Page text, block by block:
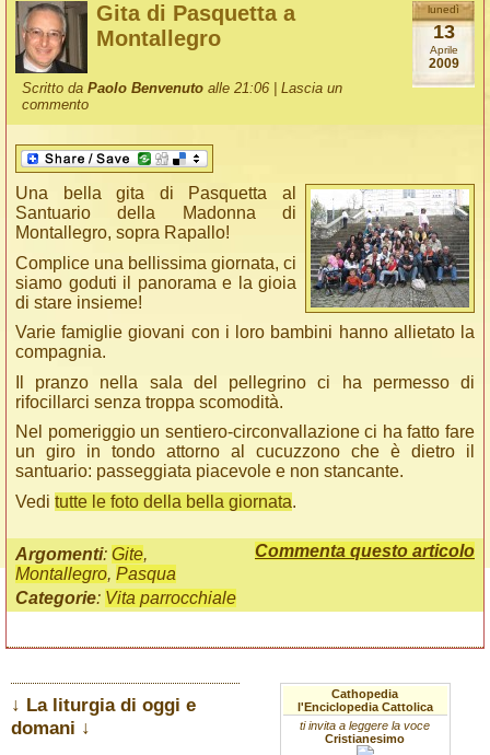
lunedì
13
Aprile
2009
Gita di Pasquetta a
Montallegro
Scritto daPaolo Benvenuto alle 21:06 |Lascia un
commento
Una bella gita di Pasquetta al
Santuario della Madonna di
Montallegro, sopra Rapallo!
Complice una bellissima giornata, ci
siamo goduti il panorama e la gioia
di stare insieme!
Varie famiglie giovani con i loro bambini hanno allietato la
compagnia.
Il pranzo nella sala del pellegrino ci ha permesso di
rifocillarci senza troppa scomodità.
Nel pomeriggio un sentiero-circonvallazione ci ha fatto fare
un giro in tondo attorno al cucuzzono che è dietro il
santuario: passeggiata piacevole e non stancante.
Vedi tutte le foto della bella giornata.
Commenta questo articolo
Argomenti: Gite,
Montallegro, Pasqua
Categorie: Vita parrocchiale
↓ La liturgia di oggi e
domani ↓
Cathopedia
l'Enciclopedia Cattolica
ti invita a leggere la voce
Cristianesimo